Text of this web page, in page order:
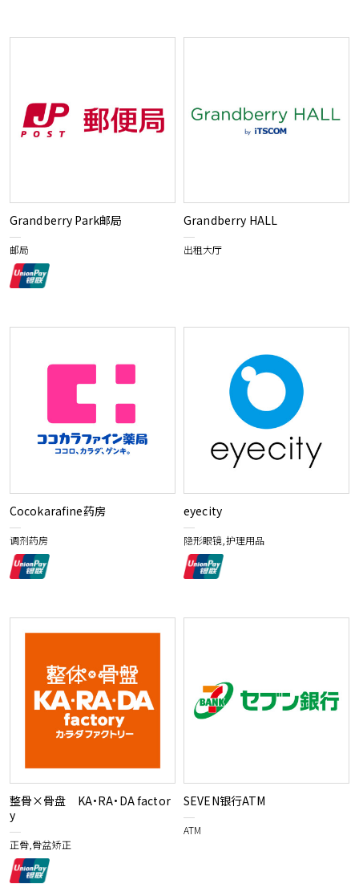
Grandberry Park邮局
邮局
Grandberry HALL
出租大厅
Cocokarafine药房
调剂药房
eyecity
隐形眼镜,护理用品
整骨×骨盘 KA・RA・DA factor
y
正骨,骨盆矫正
SEVEN银行ATM
ATM